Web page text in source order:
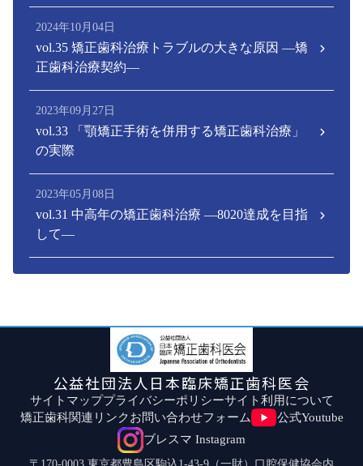
2024年10月04日
vol.35 矯正歯科治療トラブルの大きな原因 ―矯
正歯科治療契約―
2023年09月27日
vol.33 「顎矯正手術を併用する矯正歯科治療」
の実際
2023年05月08日
vol.31 中高年の矯正歯科治療 ―8020達成を目指
して―
公益社団法人日本臨床矯正歯科医会
サイトマッププライバシーポリシーサイト利用について
矯正歯科関連リンクお問い合わせフォーム
公式Youtube
ブレスマ Instagram